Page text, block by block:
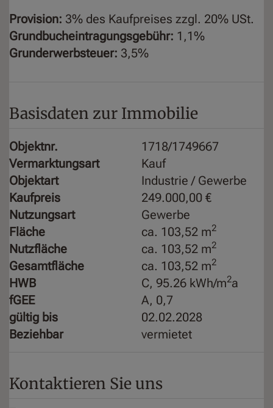
Provision: 3% des Kaufpreises zzgl. 20% USt.
Grundbucheintragungsgebühr: 1,1%
Grunderwerbsteuer: 3,5%
Basisdaten zur Immobilie
Objektnr.
1718/1749667
Vermarktungsart
Kauf
Objektart
Industrie / Gewerbe
Kaufpreis
249.000,00 €
Nutzungsart
Gewerbe
Fläche
ca. 103,52 m2
Nutzfläche ca. 103,52 m2
Gesamtfläche ca. 103,52 m2
HWB C, 95.26 kWh/m2a
fGEE
A, 0,7
gültig bis
02.02.2028
Beziehbar
vermietet
Kontaktieren Sie uns